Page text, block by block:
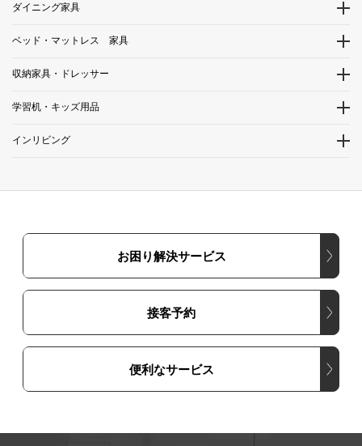
ダイニング家具
ベッド・マットレス 家具
収納家具・ドレッサー
学習机・キッズ用品
インリビング
お困り解決サービス
接客予約
便利なサービス